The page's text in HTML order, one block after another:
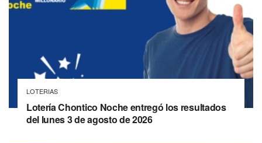
LOTERIAS
Lotería Chontico Noche entregó los resultados
del lunes 3 de agosto de 2026